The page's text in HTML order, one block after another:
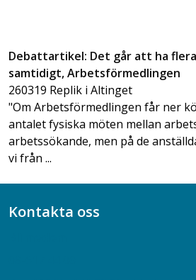
Debattartikel: Det går att ha
samtidigt, Arbetsförmedlingen
260319 Replik i Altinget
"Om Arbetsförmedlingen får ner
antalet fysiska möten mellan
arbetssökande, men på de
vi från ...
Kontakta oss